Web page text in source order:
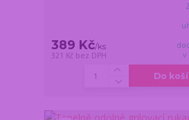
389 Kč/ks
321 Kč bez DPH
v
Do